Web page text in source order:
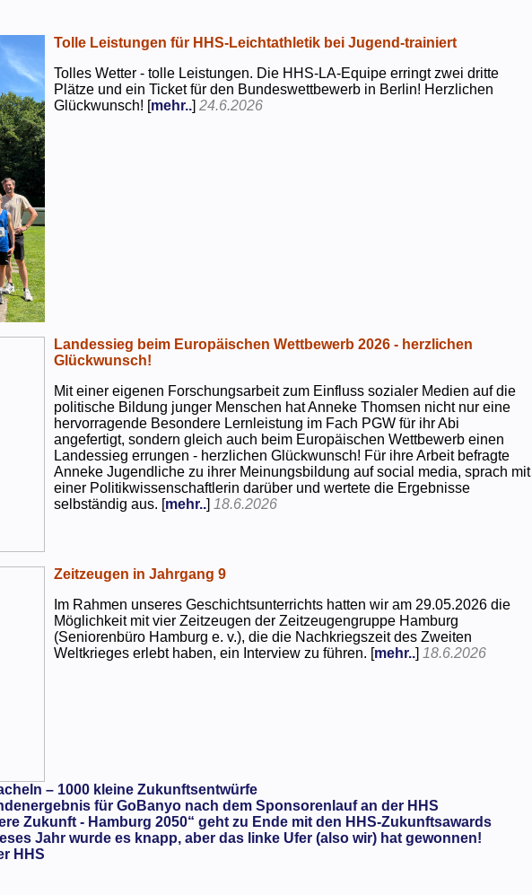
Tolle Leistungen für HHS-Leichtathletik bei Jugend-trainiert
Tolles Wetter - tolle Leistungen. Die HHS-LA-Equipe erringt zwei dritte
Plätze und ein Ticket für den Bundeswettbewerb in Berlin! Herzlichen
Glückwunsch! [mehr..]24.6.2026
Landessieg beim Europäischen Wettbewerb 2026 - herzlichen
Glückwunsch!
Mit einer eigenen Forschungsarbeit zum Einfluss sozialer Medien auf die
politische Bildung junger Menschen hat Anneke Thomsen nicht nur eine
hervorragende Besondere Lernleistung im Fach PGW für ihr Abi
angefertigt, sondern gleich auch beim Europäischen Wettbewerb einen
Landessieg errungen - herzlichen Glückwunsch! Für ihre Arbeit befragte
Anneke Jugendliche zu ihrer Meinungsbildung auf social media, sprach mit
einer Politikwissenschaftlerin darüber und wertete die Ergebnisse
selbständig aus. [mehr..] 18.6.2026
Zeitzeugen in Jahrgang 9
Im Rahmen unseres Geschichtsunterrichts hatten wir am 29.05.2026 die
Möglichkeit mit vier Zeitzeugen der Zeitzeugengruppe Hamburg
(Seniorenbüro Hamburg e. v.), die die Nachkriegszeit des Zweiten
Weltkrieges erlebt haben, ein Interview zu führen. [mehr..] 18.6.2026
– 1000 kleine Zukunftsentwürfe
für GoBanyo nach dem Sponsorenlauf an der HHS
Zukunft - Hamburg 2050“ geht zu Ende mit den HHS-Zukunftsawards
Jahr wurde es knapp, aber das linke Ufer (also wir) hat gewonnen!
HHS